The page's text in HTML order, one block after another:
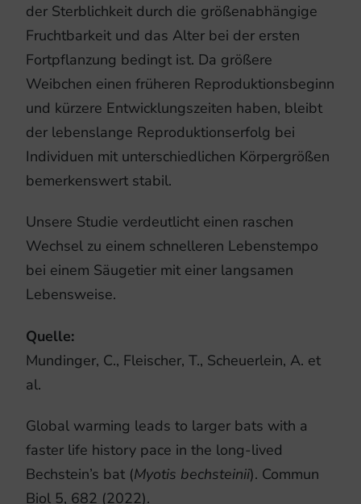
der Sterblichkeit durch die größenabhängige
Fruchtbarkeit und das Alter bei der ersten
Fortpflanzung bedingt ist. Da größere
Weibchen einen früheren Reproduktionsbeginn
und kürzere Entwicklungszeiten haben, bleibt
der lebenslange Reproduktionserfolg bei
Individuen mit unterschiedlichen Körpergrößen
bemerkenswert stabil.
Unsere Studie verdeutlicht einen raschen
Wechsel zu einem schnelleren Lebenstempo
bei einem Säugetier mit einer langsamen
Lebensweise.
Quelle:
Mundinger, C., Fleischer, T., Scheuerlein, A. et
al.
Global warming leads to larger bats with a
faster life history pace in the long-lived
Bechstein’s bat (Myotis bechsteinii). Commun
Biol 5, 682 (2022).